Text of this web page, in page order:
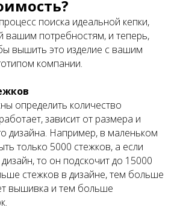
поиска идеальной кепки,
вашим потребностям, и теперь,
вышить это изделие с вашим
компании.
определить количество
зависит от размера и
дизайна. Например, в маленьком
только 5000 стежков, а если
то он подскочит до 15000
стежков в дизайне, тем больше
вышивка и тем больше